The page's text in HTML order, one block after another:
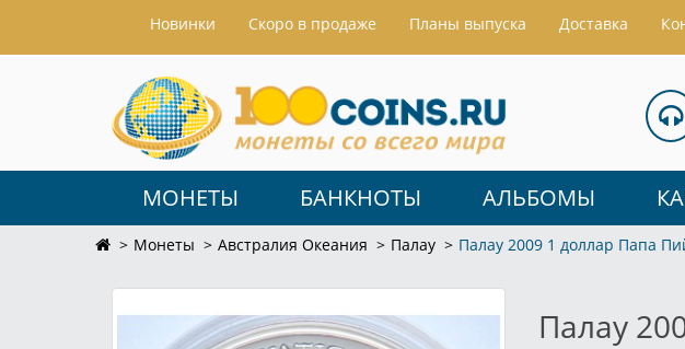
Hовинки Скоро в продаже Планы выпуска Доставка
МОНЕТЫ БАНКНОТЫ АЛЬБОМЫ
Монеты Австралия Океания Палау Палау 2009 1 доллар Папа
Палау